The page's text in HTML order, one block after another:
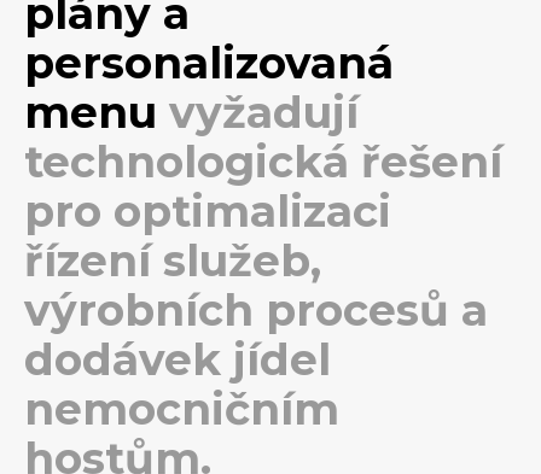
plány a
personalizovaná
menu vyžadují
technologická řešení
pro optimalizaci
řízení služeb,
výrobních procesů a
dodávek jídel
nemocničním
hostům.